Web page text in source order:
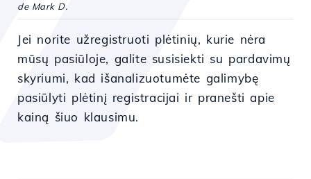
de Mark D.
Jei norite užregistruoti plėtinių, kurie nėra
mūsų pasiūloje, galite susisiekti su pardavimų
skyriumi, kad išanalizuotumėte galimybę
pasiūlyti plėtinį registracijai ir pranešti apie
kainą šiuo klausimu.